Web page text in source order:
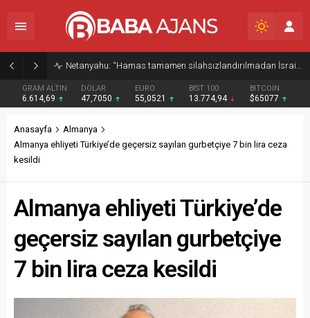
Netanyahu: “Hamas tamamen silahsızlandırılmadan İsrail Gazze’den çekilmeyecek”
GRAM ALTIN
6.614,69
DOLAR
47,7050
EURO
55,0521
BIST 100
13.774,94
BITCOIN
$65077
Anasayfa
Almanya
Almanya ehliyeti Türkiye’de geçersiz sayılan gurbetçiye 7 bin lira ceza
kesildi
Almanya ehliyeti Türkiye’de
geçersiz sayılan gurbetçiye
7 bin lira ceza kesildi